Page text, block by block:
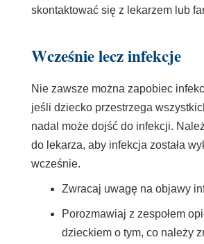
skontaktować się z lekarzem lub
Wcześnie lecz infekcje
Nie zawsze można zapobiec
jeśli dziecko przestrzega
nadal może dojść do infekcji.
do lekarza, aby infekcja została
wcześnie.
Zwracaj uwagę na objawy
Porozmawiaj z zespołem
dzieckiem o tym, co należy